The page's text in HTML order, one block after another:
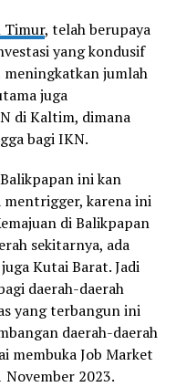
Timur, telah berupaya
yang kondusif
meningkatkan jumlah
juga
di Kaltim, dimana
bagi IKN.
ini kan
mentrigger, karena ini
di Balikpapan
sekitarnya, ada
Kutai Barat. Jadi
daerah-daerah
yang terbangun ini
daerah-daerah
membuka Job Market
November 2023.